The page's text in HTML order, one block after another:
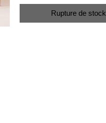
Rupture de stock